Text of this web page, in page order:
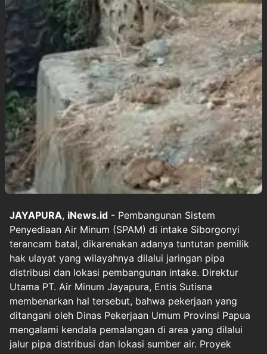
JAYAPURA, iNews.id - Pembangunan Sistem
Penyediaan Air Minum (SPAM) di intake Siborgonyi
terancam batal, dikarenakan adanya tuntutan pemilik
hak ulayat yang wilayahnya dilalui jaringan pipa
distribusi dan lokasi pembangunan intake. Direktur
Utama PT. Air Minum Jayapura, Entis Sutisna
membenarkan hal tersebut, bahwa pekerjaan yang
ditangani oleh Dinas Pekerjaan Umum Provinsi Papua
mengalami kendala pemalangan di area yang dilalui
jalur pipa distribusi dan lokasi sumber air. Proyek